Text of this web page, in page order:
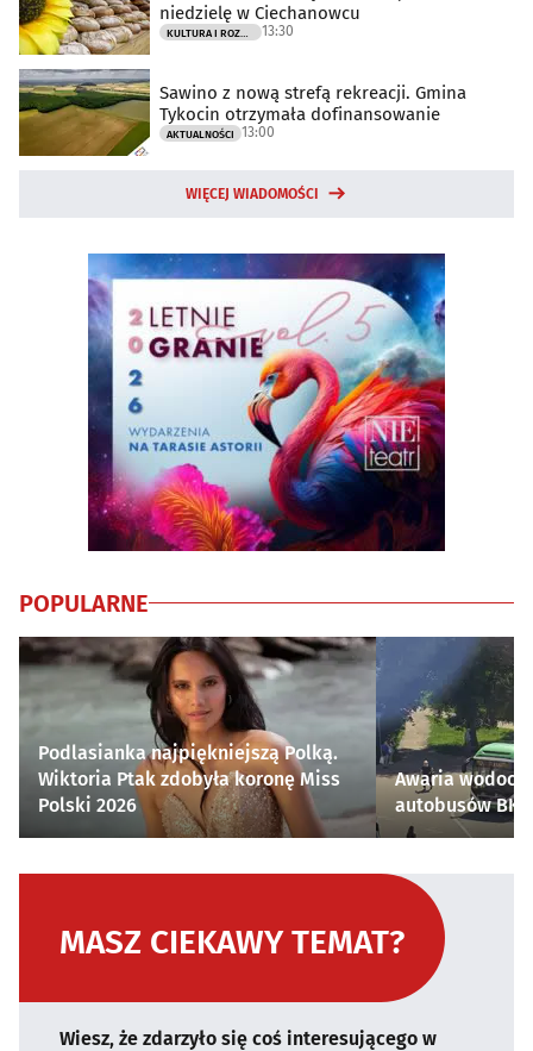
niedzielę w Ciechanowcu
KULTURA I ROZRYWKA 13:30
Sawino z nową strefą rekreacji. Gmina
Tykocin otrzymała dofinansowanie
AKTUALNOŚCI 13:00
WIĘCEJ WIADOMOŚCI
POPULARNE
Podlasianka najpiękniejszą Polką.
Wiktoria Ptak zdobyła koronę Miss
Polski 2026
Awaria
autobusów
MASZ CIEKAWY TEMAT?
Wiesz, że zdarzyło się coś interesującego w